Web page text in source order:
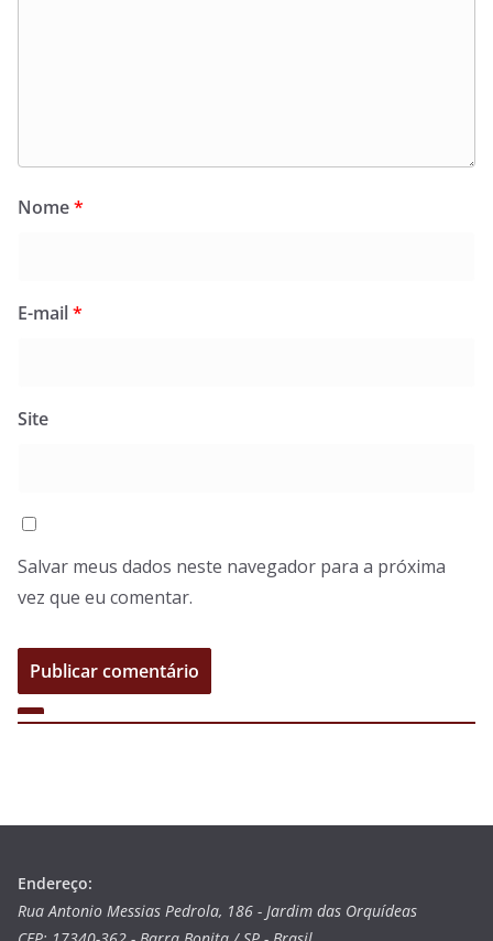
Nome*
E-mail*
Site
Salvar meus dados neste navegador para a próxima
vez que eu comentar.
Endereço:
Rua Antonio Messias Pedrola, 186 - Jardim das Orquídeas